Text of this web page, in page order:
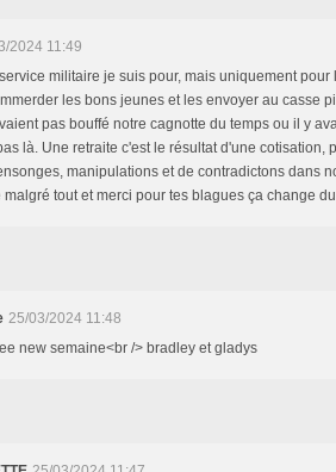
2024 11:49
militaire je suis pour, mais uniquement
les bons jeunes et les envoyer au casse
pas bouffé notre cagnotte du temps ou il y
là. Une retraite c'est le résultat d'une cotisation,
manipulations et de contradictons dans
malgré tout et merci pour tes blagues ça change
25/03/2024 11:48
new semaine<br /> bradley et gladys